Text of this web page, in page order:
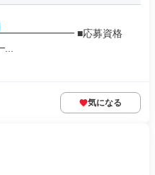
■応募資格
気になる